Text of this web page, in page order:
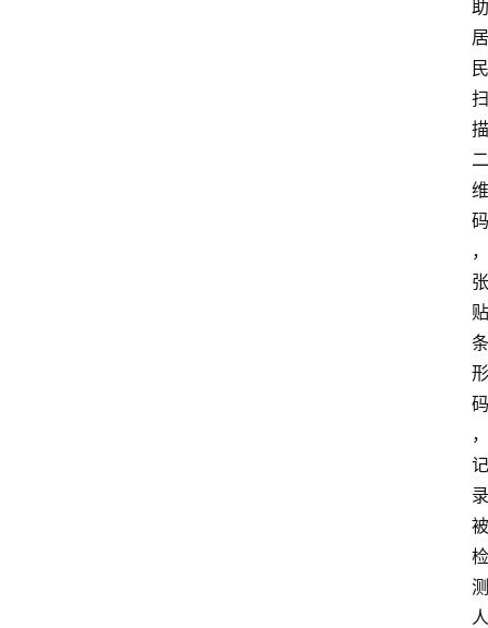
助
居
民
扫
描
二
维
码
，
张
贴
条
形
码
，
记
录
被
检
测
人